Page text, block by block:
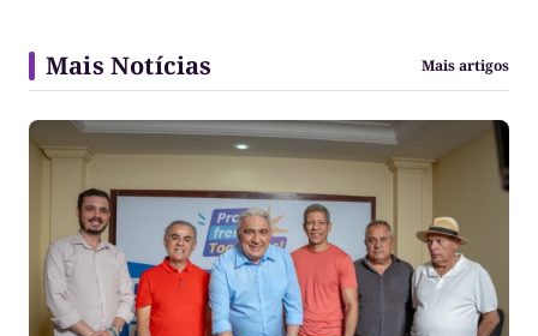
Mais Notícias Mais artigos